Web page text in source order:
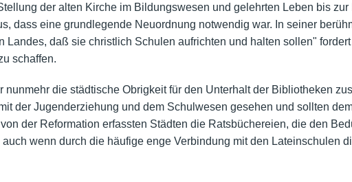
der alten Kirche im Bildungswesen und gelehrten Leben bis
dass eine grundlegende Neuordnung notwendig war. In seiner
Landes, daß sie christlich Schulen aufrichten und halten sollen"
schaffen.
nunmehr die städtische Obrigkeit für den Unterhalt der Bibliotheken
der Jugenderziehung und dem Schulwesen gesehen und sollten
der Reformation erfassten Städten die Ratsbüchereien, die den
wenn durch die häufige enge Verbindung mit den Lateinschulen